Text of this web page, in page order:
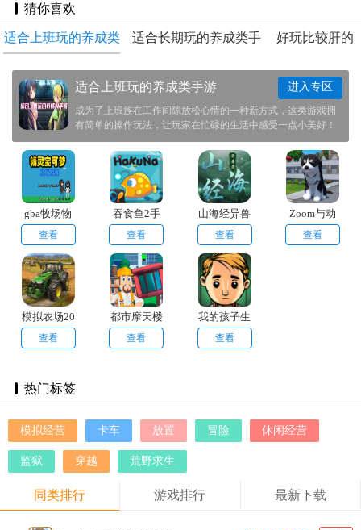
猜你喜欢
适合上班玩的养成类 适合长期玩的养成类手 好玩比较肝的
适合上班玩的养成类手游
成为了上班族在工作间隙放松心情的一种新方式，这类游戏拥
有简单的操作玩法，让玩家在忙碌的生活中感受一点小美好！
养成，不断的提升他的实力与属性，陪伴他一起长大！
进入专区
gba牧场物
语
查看
吞食鱼2手
机中文版
查看
山海经异兽
录正版官网
版
查看
Zoom与动
物Zoom
查看
模拟农场20
最新版
查看
都市摩天楼
中文版
查看
我的孩子生
命之泉中文
查看
热门标签
模拟经营 卡车 放置 冒险 休闲经营
监狱 穿越 荒野求生
同类排行 游戏排行 最新下载